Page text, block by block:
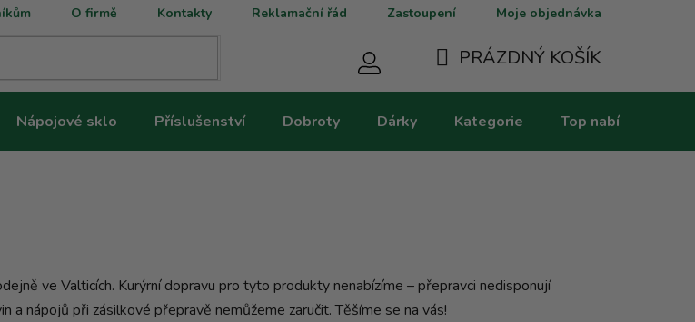
O firmě Kontakty Reklamační řád Zastoupení Moje objednávka
KOŠÍK
PRÁZDNÝ KOŠÍK
Nápojové sklo Příslušenství Dobroty Dárky Kategorie Top nabídky
ve Valticích. Kurýrní dopravu pro tyto produkty nenabízíme – přepravci nedisponují
a nápojů při zásilkové přepravě nemůžeme zaručit. Těšíme se na vás!